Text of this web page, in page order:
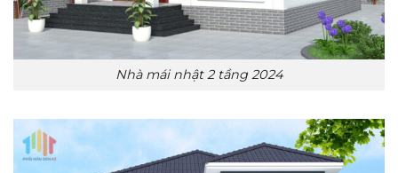
Nhà mái nhật 2 tầng 2024